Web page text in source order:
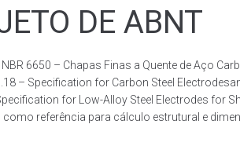
DE ABNT
6650 – Chapas Finas a Quente de Aço
– Specification for Carbon Steel
for Low-Alloy Steel Electrodes for
referência para cálculo estrutural e